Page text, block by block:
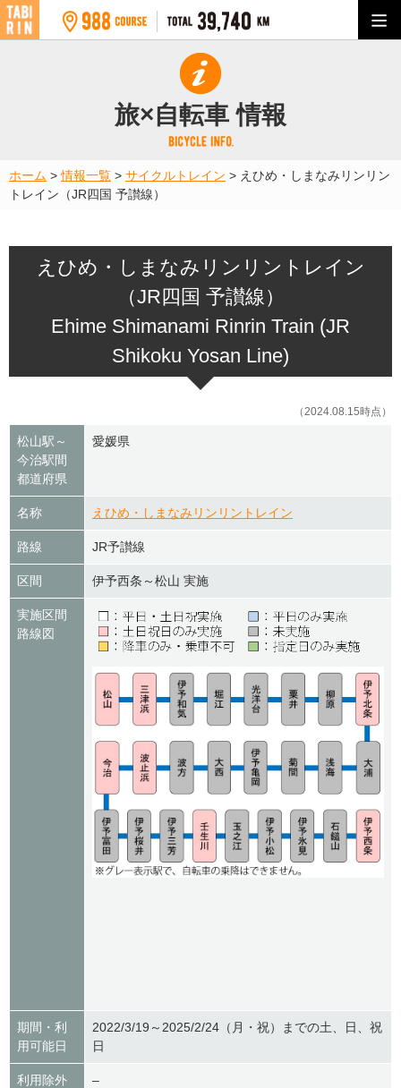
旅×自転車 情報
ホーム >情報一覧 > サイクルトレイン > えひめ・しまなみリンリン
トレイン（JR四国 予讃線）
えひめ・しまなみリンリントレイン
（JR四国 予讃線）
Ehime Shimanami Rinrin Train (JR
Shikoku Yosan Line)
（2024.08.15時点）
松山駅～
今治駅間
都道府県
愛媛県
名称 えひめ・しまなみリンリントレイン
路線 JR予讃線
区間 伊予西条～松山 実施
実施区間
路線図
期間・利
用可能日
2022/3/19～2025/2/24（月・祝）までの土、日、祝
日
利用除外
–